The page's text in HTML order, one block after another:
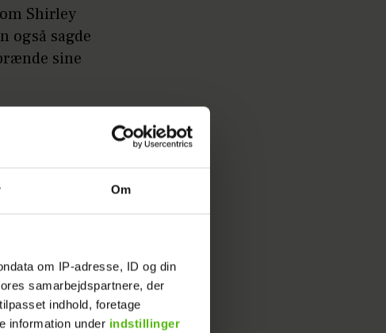
Om
om IP-adresse, ID og din
samarbejdspartnere, der
indhold, foretage
information under indstillinger
Shirley
også sagde
sine
opgaven